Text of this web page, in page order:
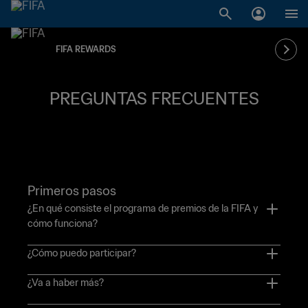
FIFA REWARDS
PREGUNTAS FRECUENTES
Primeros pasos
¿En qué consiste el programa de premios de la FIFA y
cómo funciona?
El programa de premios de la FIFA es la plataforma oficial
aficionados al deporte rey. Al participar en las actividades
¿Cómo puedo participar?
Para participar, necesitas un FIFA ID. Además, para optar
¿Va a haber más?